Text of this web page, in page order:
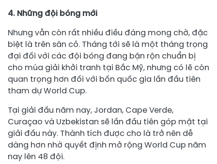
4. Những đội bóng mới
Nhưng vẫn còn rất nhiều điều đáng mong chờ, đặc
biệt là trên sân cỏ. Tháng tới sẽ là một tháng trọng
đại đối với các đội bóng đang bận rộn chuẩn bị
cho mùa giải khởi tranh tại Bắc Mỹ, nhưng có lẽ còn
quan trọng hơn đối với bốn quốc gia lần đầu tiên
tham dự World Cup.
Tại giải đấu năm nay, Jordan, Cape Verde,
Curaçao và Uzbekistan sẽ lần đầu tiên góp mặt tại
giải đấu này. Thành tích được cho là trở nên dễ
dàng hơn nhờ quyết định mở rộng World Cup năm
nay lên 48 đội.